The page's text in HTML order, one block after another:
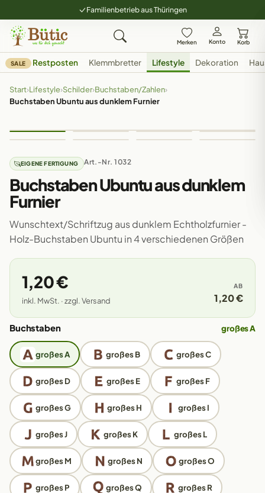
Familienbetrieb aus Thüringen
Merken Konto Korb
SALE Restposten Klemmbretter Lifestyle Dekoration
Start›Lifestyle›Schilder›Buchstaben/Zahlen›
Buchstaben Ubuntu aus dunklem Furnier
EIGENE FERTIGUNG Art.-Nr. 1032
Buchstaben Ubuntu aus dunklem
Furnier
Wunschtext/Schriftzug aus dunklem Echtholzfurnier -
Holz-Buchstaben Ubuntu in 4 verschiedenen Größen
1,20 €
inkl. MwSt. · zzgl. Versand
AB
1,20 €
Buchstaben großes A
großes A großes B großes C
großes D großes E großes F
großes G großes H großes I
großes J großes K großes L
großes M großes N großes O
großes P großes Q großes R